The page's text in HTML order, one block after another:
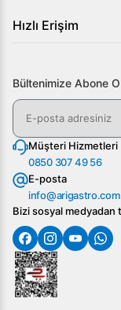
Hızlı Erişim
Bültenimize Abone
Müşteri Hizmetleri
0850 307 49 56
E-posta
info@arigastro.com
Bizi sosyal medyadan